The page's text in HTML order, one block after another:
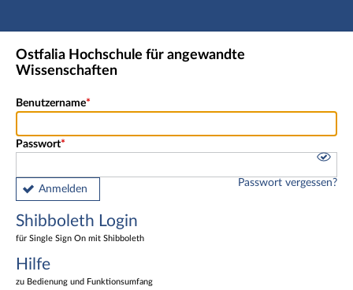
Hauptnavigation
Shibboleth Login
Ostfalia Hochschule für angewandte
Wissenschaften
Benutzername
Passwort
Anmelden
Passwort vergessen?
Shibboleth Login
für Single Sign On mit Shibboleth
Hilfe
zu Bedienung und Funktionsumfang